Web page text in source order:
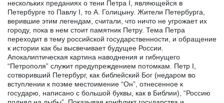
нескольких преданиях о тени Петра I, являющейся в
Петербурге то Павлу I, то А. Голицыну. Жители Петербурга,
верившие этим легендам, считали, что ничто не угрожает их
городу, пока в нем стоит памятник Петру. Тема Петра
переходит в тему российской государственности, и обращение
к истории как бы высвечивает будущее России.
Апокалиптическая картина наводнения и гибнущего
“Петрополя” служит предупреждением потомкам. Петр I,
сотворивший Петербург, как библейский Бог (недаром во
вступлении к поэме местоимение “Он”, отнесенное к
государю, написано с большой буквы, как в Библии), “Россию